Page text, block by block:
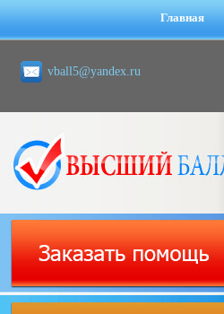
Главная
vball5@yandex.ru